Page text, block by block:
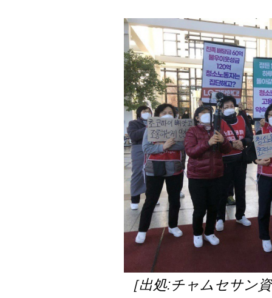
［出処:チャムセサン